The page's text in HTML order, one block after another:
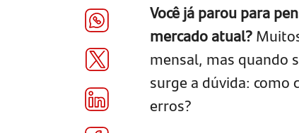
Você já parou para
mercado atual?
mensal, mas quando
surge a dúvida: como
erros?